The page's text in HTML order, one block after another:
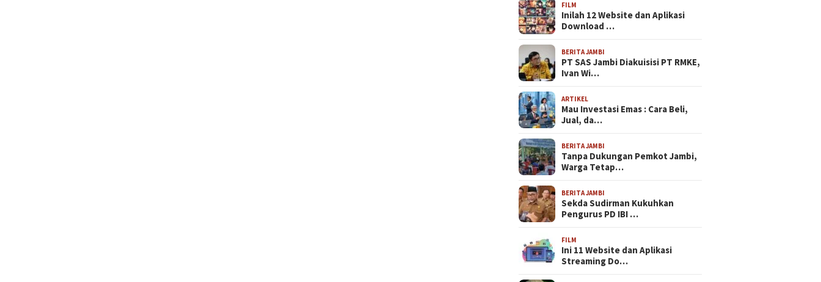
FILM
Inilah 12 Website dan Aplikasi
Download …
BERITA JAMBI
PT SAS Jambi Diakuisisi PT RMKE,
Ivan Wi…
ARTIKEL
Mau Investasi Emas : Cara Beli,
Jual, da…
BERITA JAMBI
Tanpa Dukungan Pemkot Jambi,
Warga Tetap…
BERITA JAMBI
Sekda Sudirman Kukuhkan
Pengurus PD IBI …
FILM
Ini 11 Website dan Aplikasi
Streaming Do…